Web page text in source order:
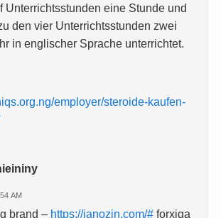
Unterrichtsstunden eine Stunde und
den vier Unterrichtsstunden zwei
in englischer Sprache unterrichtet.
employer/steroide-kaufen-
AM
brand – https://janozin.com/# forxiga